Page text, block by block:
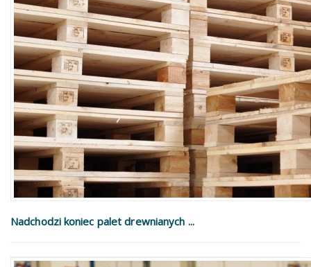
Nadchodzi koniec palet drewnianych ...